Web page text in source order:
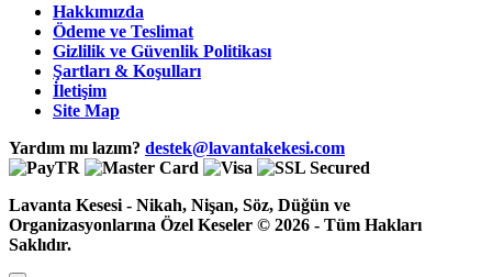
Hakkımızda
Ödeme ve Teslimat
Gizlilik ve Güvenlik Politikası
Şartları & Koşulları
İletişim
Site Map
Yardım mı lazım? destek@lavantakekesi.com
Lavanta Kesesi - Nikah, Nişan, Söz, Düğün ve
Organizasyonlarına Özel Keseler © 2026 - Tüm Hakları
Saklıdır.